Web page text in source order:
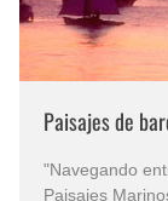
Paisajes de
"Navegando
Paisajes Marinos con Barcos"